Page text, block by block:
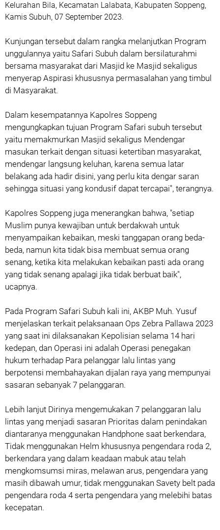
Kelurahan Bila, Kecamatan Lalabata, Kabupaten Soppeng,
Kamis Subuh, 07 September 2023.
Kunjungan tersebut dalam rangka melanjutkan Program
unggulannya yaitu Safari Subuh dalam bersilaturahmi
bersama masyarakat dari Masjid ke Masjid sekaligus
menyerap Aspirasi khususnya permasalahan yang timbul
di Masyarakat.
Dalam kesempatannya Kapolres Soppeng
mengungkapkan tujuan Program Safari subuh tersebut
yaitu memakmurkan Masjid sekaligus Mendengar
masukan terkait dengan situasi ketertiban masyarakat,
mendengar langsung keluhan, karena semua latar
belakang ada hadir disini, yang perlu kita dengar saran
sehingga situasi yang kondusif dapat tercapai", terangnya.
Kapolres Soppeng juga menerangkan bahwa, "setiap
Muslim punya kewajiban untuk berdakwah untuk
menyampaikan kebaikan, meski tanggapan orang beda-
beda, namun kita tidak bisa membuat semua orang
senang, ketika kita melakukan kebaikan pasti ada orang
yang tidak senang apalagi jika tidak berbuat baik",
ucapnya.
Pada Program Safari Subuh kali ini, AKBP Muh. Yusuf
menjelaskan terkait pelaksanaan Ops Zebra Pallawa 2023
yang saat ini dilaksanakan Kepolisian selama 14 hari
kedepan, dan Operasi ini adalah Operasi penegakan
hukum terhadap Para pelanggar lalu lintas yang
berpotensi membahayakan dijalan raya yang mempunyai
sasaran sebanyak 7 pelanggaran.
Lebih lanjut Dirinya mengemukakan 7 pelanggaran lalu
lintas yang menjadi sasaran Prioritas dalam penindakan
diantaranya menggunakan Handphone saat berkendara,
Tidak menggunakan Helm khususnya pengendara roda 2,
berkendara yang dalam keadaan mabuk atau telah
mengkomsumsi miras, melawan arus, pengendara yang
masih dibawah umur, tidak menggunakan Savety belt pada
pengendara roda 4 serta pengendara yang melebihi batas
kecepatan.